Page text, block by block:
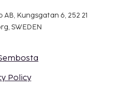
Kungsgatan 6, 252 21
SWEDEN
Policy